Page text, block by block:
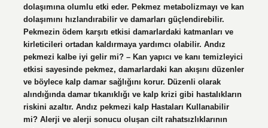
dolaşımına olumlu etki eder. Pekmez metabolizmayı ve kan
dolaşımını hızlandırabilir ve damarları güçlendirebilir.
Pekmezin ödem karşıtı etkisi damarlardaki katmanları ve
kirleticileri ortadan kaldırmaya yardımcı olabilir. Andız
pekmezi kalbe iyi gelir mi? – Kan yapıcı ve kanı temizleyici
etkisi sayesinde pekmez, damarlardaki kan akışını düzenler
ve böylece kalp damar sağlığını korur. Düzenli olarak
alındığında damar tıkanıklığı ve kalp krizi gibi hastalıkların
riskini azaltır. Andız pekmezi kalp Hastaları Kullanabilir
mi? Alerji ve alerji sonucu oluşan cilt rahatsızlıklarının